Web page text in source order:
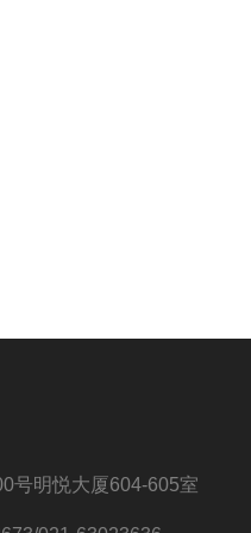
号明悦大厦604-605室